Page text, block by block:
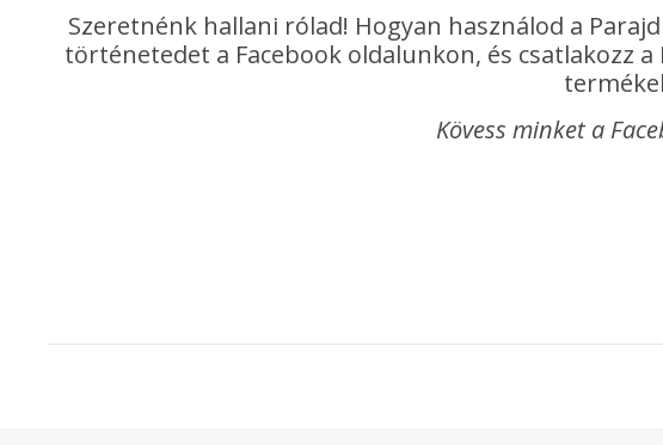
Szeretnénk hallani rólad! Hogyan használod a
történetedet a Facebook oldalunkon, és csatlakozz
Kövess minket a